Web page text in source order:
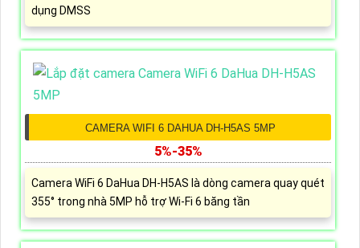
dụng DMSS
CAMERA WIFI 6 DAHUA DH-H5AS 5MP
5%-35%
Camera WiFi 6 DaHua DH-H5AS là dòng camera quay quét
355° trong nhà 5MP hỗ trợ Wi-Fi 6 băng tần